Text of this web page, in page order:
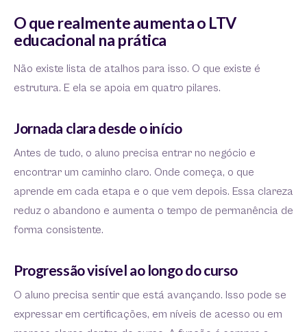
O que realmente aumenta o LTV
educacional na prática
Não existe lista de atalhos para isso. O que existe é
estrutura. E ela se apoia em quatro pilares.
Jornada clara desde o início
Antes de tudo, o aluno precisa entrar no negócio e
encontrar um caminho claro. Onde começa, o que
aprende em cada etapa e o que vem depois. Essa clareza
reduz o abandono e aumenta o tempo de permanência de
forma consistente.
Progressão visível ao longo do curso
O aluno precisa sentir que está avançando. Isso pode se
expressar em certificações, em níveis de acesso ou em